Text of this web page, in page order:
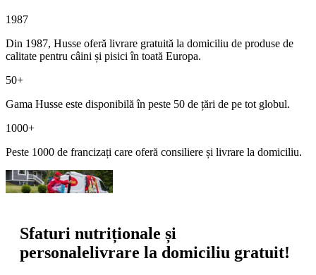
1987
Din 1987, Husse oferă livrare gratuită la domiciliu de produse de
calitate pentru câini și pisici în toată Europa.
50+
Gama Husse este disponibilă în peste 50 de țări de pe tot globul.
1000+
Peste 1000 de francizați care oferă consiliere și livrare la domiciliu.
Sfaturi nutriționale și
personalelivrare la domiciliu gratuit!